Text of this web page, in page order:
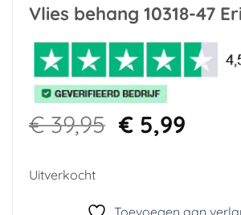
Vlies behang 10318-47
€39,95
prijs
€5,99
Uitverkocht